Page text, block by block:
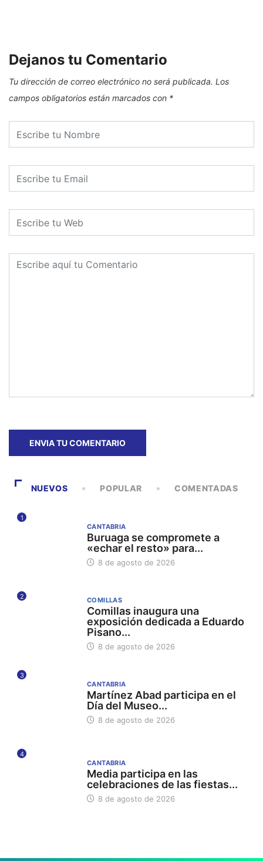
Dejanos tu Comentario
Tu dirección de correo electrónico no será publicada. Los
campos obligatorios están marcados con *
NUEVOS POPULAR COMENTADAS
1
CANTABRIA
Buruaga se compromete a
«echar el resto» para...
8 de agosto de 2026
2 COMILLAS
Comillas inaugura una
exposición dedicada a Eduardo
Pisano...
8 de agosto de 2026
3
CANTABRIA
Martínez Abad participa en el
Día del Museo...
8 de agosto de 2026
4
CANTABRIA
Media participa en las
celebraciones de las fiestas...
8 de agosto de 2026